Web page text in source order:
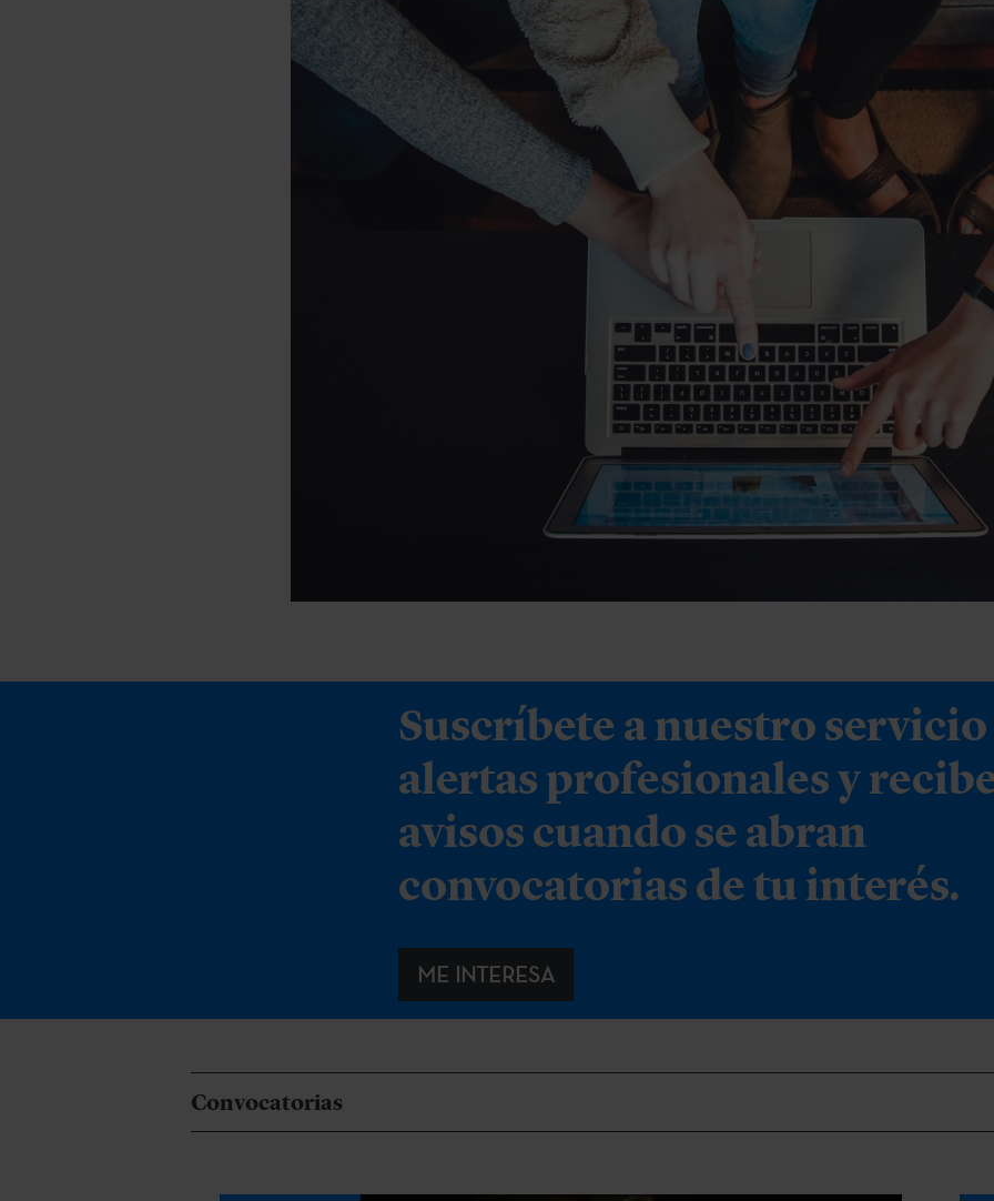
Suscríbete a nuestro servicio
alertas profesionales y
avisos cuando se abran
convocatorias de tu interés.
ME INTERESA
Convocatorias